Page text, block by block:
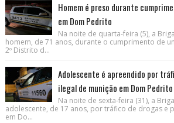
Homem é preso durante
em Dom Pedrito
Na noite de quarta-feira (5), a
homem, de 71 anos, durante o cumprimento de
2º Distrito d...
Adolescente é apreendido por
ilegal de munição em Dom Pedrito
Na noite de sexta-feira (31), a
adolescente, de 17 anos, por tráfico de drogas e
em Do...